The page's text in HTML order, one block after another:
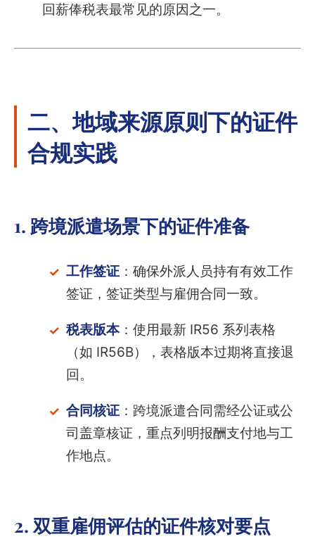
回薪俸税表最常见的原因之一。
二、地域来源原则下的证件
合规实践
1. 跨境派遣场景下的证件准备
工作签证：确保外派人员持有有效工作
签证，签证类型与雇佣合同一致。
税表版本：使用最新 IR56 系列表格
（如 IR56B），表格版本过期将直接退
回。
合同核证：跨境派遣合同需经公证或公
司盖章核证，重点列明报酬支付地与工
作地点。
2. 双重雇佣评估的证件核对要点